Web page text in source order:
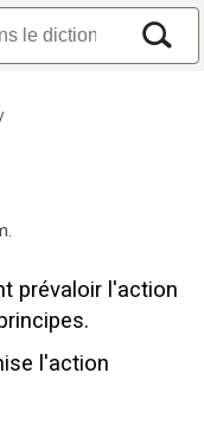
prévaloir l'action
l'action